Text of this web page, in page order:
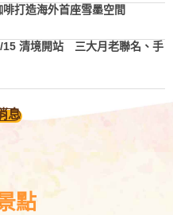
打造海外首座雪墨空間
15 清境開站 三大月老聯名、手
息
點